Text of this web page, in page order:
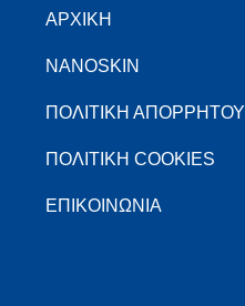
ΑΡΧΙΚΗ
NANOSKIN
ΠΟΛΙΤΙΚΗ ΑΠΟΡΡΗΤΟΥ
ΠΟΛΙΤΙΚΗ COOKIES
ΕΠΙΚΟΙΝΩΝΙΑ